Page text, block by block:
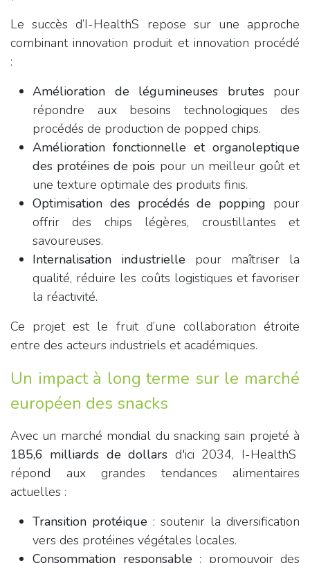
Le succès d’I-HealthS repose sur une approche
combinant innovation produit et innovation procédé
:
Amélioration de légumineuses brutes pour
répondre aux besoins technologiques des
procédés de production de popped chips.
Amélioration fonctionnelle et organoleptique
des protéines de pois pour un meilleur goût et
une texture optimale des produits finis.
Optimisation des procédés de popping pour
offrir des chips légères, croustillantes et
savoureuses.
Internalisation industrielle pour maîtriser la
qualité, réduire les coûts logistiques et favoriser
la réactivité.
Ce projet est le fruit d’une collaboration étroite
entre des acteurs industriels et académiques.
Un impact à long terme sur le marché
européen des snacks
Avec un marché mondial du snacking sain projeté à
185,6 milliards de dollars d'ici 2034, I-HealthS
répond aux grandes tendances alimentaires
actuelles :
Transition protéique : soutenir la diversification
vers des protéines végétales locales.
Consommation responsable : promouvoir des